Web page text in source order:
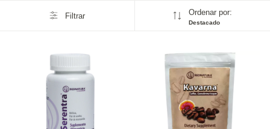
Filtrar Ordenar por:
Destacado